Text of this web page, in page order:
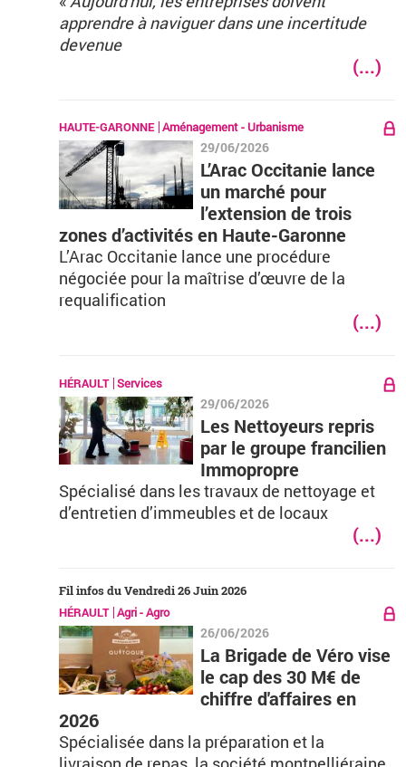
apprendre à naviguer dans une incertitude
devenue
(...)
HAUTE-GARONNE Aménagement - Urbanisme
29/06/2026
L’Arac Occitanie lance
un marché pour
l’extension de trois
zones d’activités en Haute-Garonne
L’Arac Occitanie lance une procédure
négociée pour la maîtrise d’œuvre de la
requalification
(...)
HÉRAULT Services
29/06/2026
Les Nettoyeurs repris
par le groupe francilien
Immopropre
Spécialisé dans les travaux de nettoyage et
d’entretien d’immeubles et de locaux
(...)
Fil infos du Vendredi 26 Juin 2026
HÉRAULT Agri - Agro
26/06/2026
La Brigade de Véro vise
le cap des 30 M€ de
chiffre d'affaires en
2026
Spécialisée dans la préparation et la